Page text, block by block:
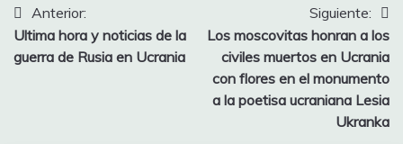
Navegación
de
Anterior:
Ultima hora y noticias de la
guerra de Rusia en Ucrania
Siguiente:
Los moscovitas honran a los
civiles muertos en Ucrania
con flores en el monumento
a la poetisa ucraniana Lesia
Ukranka